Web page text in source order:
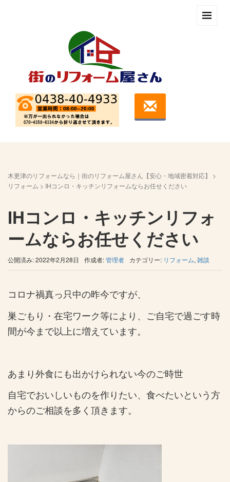
木更津のリフォームなら｜街のリフォーム屋さん【安心・地域密着対応】
>
リフォーム > IHコンロ・キッチンリフォームならお任せください
IHコンロ・キッチンリフォ
ームならお任せください
公開済み: 2022年2月28日 作成者:管理者 カテゴリー: リフォーム, 雑談
コロナ禍真っ只中の昨今ですが、
巣ごもり・在宅ワーク等により、ご自宅で過ごす時
間が今まで以上に増えています。
あまり外食にも出かけられない今のご時世
自宅でおいしいものを作りたい、食べたいという方
からのご相談を多く頂きます。